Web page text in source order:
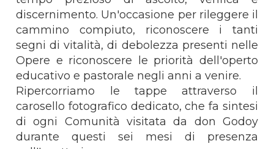
discernimento. Un'occasione per rileggere il
cammino compiuto, riconoscere i tanti
segni di vitalità, di debolezza presenti nelle
Opere e riconoscere le priorità dell'operto
educativo e pastorale negli anni a venire.
Ripercorriamo le tappe attraverso il
carosello fotografico dedicato, che fa sintesi
di ogni Comunità visitata da don Godoy
durante questi sei mesi di presenza